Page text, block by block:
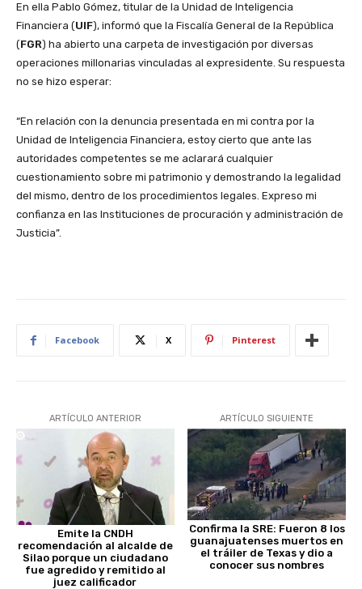
En ella Pablo Gómez, titular de la Unidad de Inteligencia
Financiera (UIF), informó que la Fiscalía General de la República
(FGR) ha abierto una carpeta de investigación por diversas
operaciones millonarias vinculadas al expresidente. Su respuesta
no se hizo esperar:
“En relación con la denuncia presentada en mi contra por la
Unidad de Inteligencia Financiera, estoy cierto que ante las
autoridades competentes se me aclarará cualquier
cuestionamiento sobre mi patrimonio y demostrando la legalidad
del mismo, dentro de los procedimientos legales. Expreso mi
confianza en las Instituciones de procuración y administración de
Justicia”.
Facebook X Pinterest
ARTÍCULO ANTERIOR
Emite la CNDH
recomendación al alcalde de
Silao porque un ciudadano
fue agredido y remitido al
juez calificador
ARTÍCULO SIGUIENTE
Confirma la SRE: Fueron 8 los
guanajuatenses muertos en
el tráiler de Texas y dio a
conocer sus nombres